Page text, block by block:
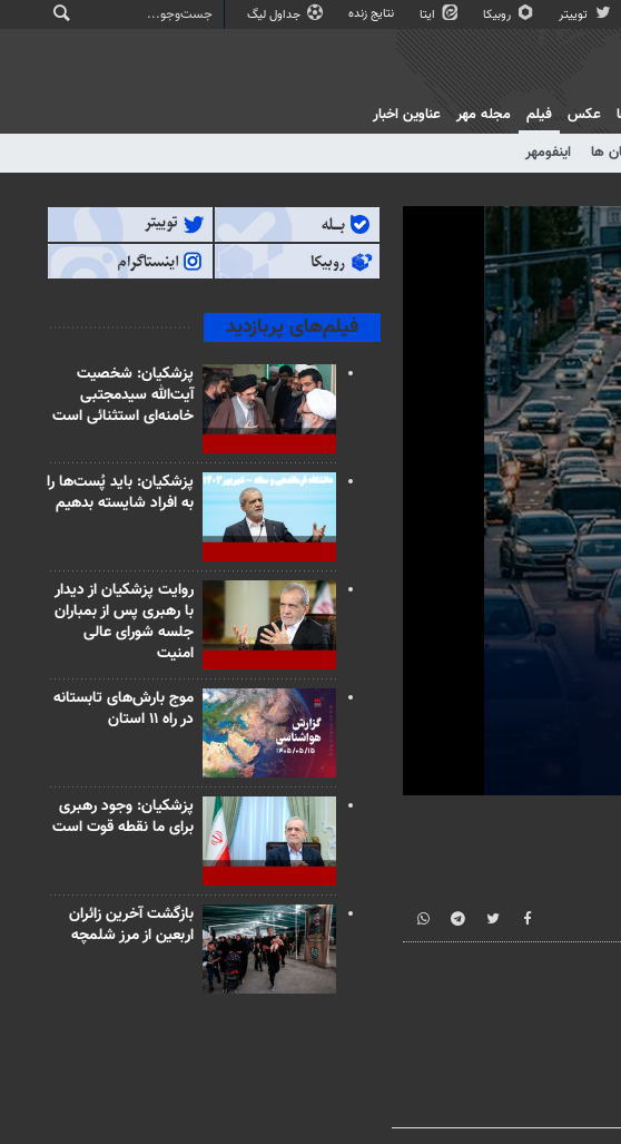
توییتر روبیکا ایتا نتایج زنده جداول لیگ
عکس
فیلم
ها اینفومهر
مجله مهر عناوین اخبار
0
seconds Volume
90%
فیلم‌های پربازدید
پزشکیان: شخصیت
آیت‌الله سیدمجتبی
خامنه‌ای استثنائی است
پزشکیان: باید پُست‌ها را
به افراد شایسته بدهیم
روایت پزشکیان از دیدار
با رهبری پس از بمباران
جلسه شورای عالی
امنیت
موج بارش‌های تابستانه
در راه ۱۱ استان
پزشکیان: وجود رهبری
برای ما نقطه قوت است
بازگشت آخرین زائران
اربعین از مرز شلمچه